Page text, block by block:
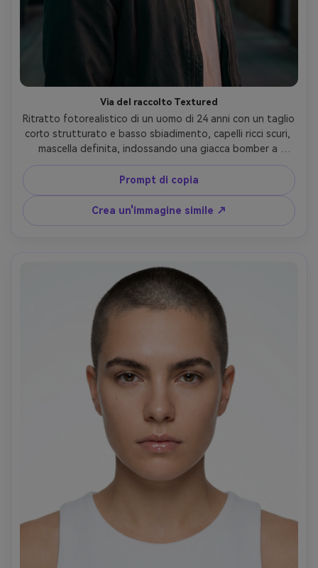
Via del raccolto Textured
Ritratto fotorealistico di un uomo di 24 anni con un taglio
corto strutturato e basso sbiadimento, capelli ricci scuri,
mascella definita, indossando una giacca bomber a
carbone e maglietta bianca, sfondo urbano di strada con
bokeh di segnaletica al neon, scena notturna con luce del
bordo e pratico luminosità al neon, Nikon Z8, 85mm f/1.8,
cornice a livello degli occhi, ritratto a metà corpo, umore
moderno energico, texture realistica della pelle, bordi dei
Prompt di copia
Crea un'immagine simile ↗